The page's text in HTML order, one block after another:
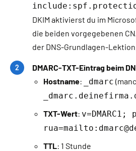
DKIM aktivierst du im
die beiden vorgegebenen
der DNS-Grundlagen-
DMARC-TXT-Eintrag beim
Hostname: _dmarc
TXT-Wert:
TTL: 1 Stunde